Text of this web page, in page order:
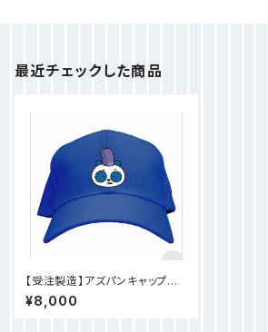
最近チェックした商品
【受注製造】アズパンキャップ
少しお時間もらいます！
¥8,000